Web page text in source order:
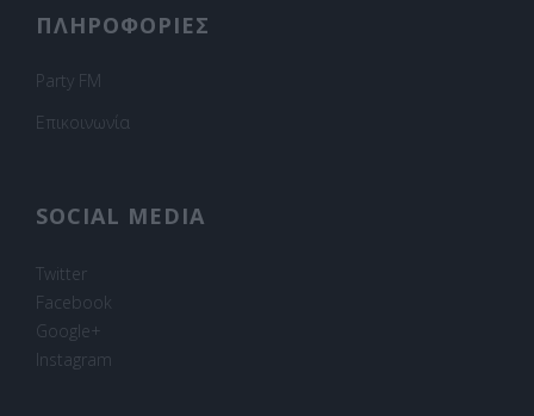
ΠΛΗΡΟΦΟΡΙΕΣ
Party FM
Επικοινωνία
SOCIAL MEDIA
Twitter
Facebook
Google+
Instagram